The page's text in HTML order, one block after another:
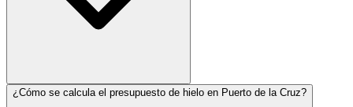
¿Cómo se calcula el presupuesto de hielo en Puerto de la Cruz?